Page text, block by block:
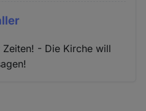
- Die Kirche will